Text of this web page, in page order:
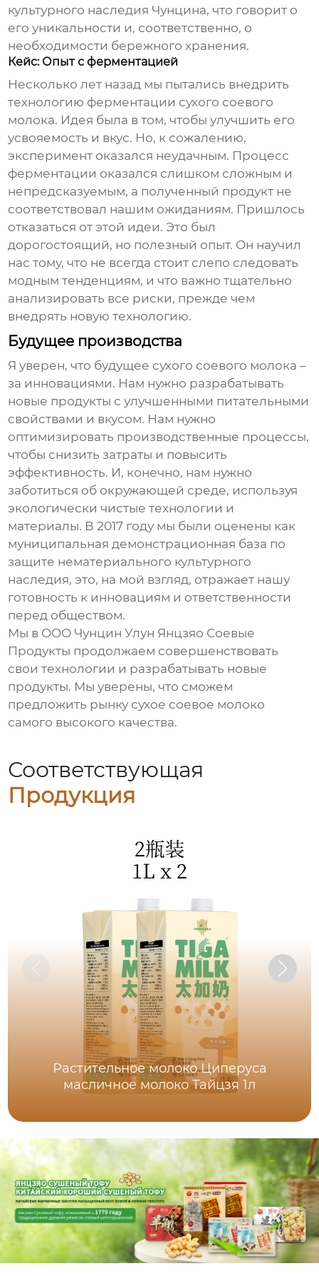
культурного наследия Чунцина, что говорит о
его уникальности и, соответственно, о
необходимости бережного хранения.
Кейс: Опыт с ферментацией
Несколько лет назад мы пытались внедрить
технологию ферментации сухого соевого
молока. Идея была в том, чтобы улучшить его
усвояемость и вкус. Но, к сожалению,
эксперимент оказался неудачным. Процесс
ферментации оказался слишком сложным и
непредсказуемым, а полученный продукт не
соответствовал нашим ожиданиям. Пришлось
отказаться от этой идеи. Это был
дорогостоящий, но полезный опыт. Он научил
нас тому, что не всегда стоит слепо следовать
модным тенденциям, и что важно тщательно
анализировать все риски, прежде чем
внедрять новую технологию.
Будущее производства
Я уверен, что будущее сухого соевого молока –
за инновациями. Нам нужно разрабатывать
новые продукты с улучшенными питательными
свойствами и вкусом. Нам нужно
оптимизировать производственные процессы,
чтобы снизить затраты и повысить
эффективность. И, конечно, нам нужно
заботиться об окружающей среде, используя
экологически чистые технологии и
материалы. В 2017 году мы были оценены как
муниципальная демонстрационная база по
защите нематериального культурного
наследия, это, на мой взгляд, отражает нашу
готовность к инновациям и ответственности
перед обществом.
Мы в ООО Чунцин Улун Янцзяо Соевые
Продукты продолжаем совершенствовать
свои технологии и разрабатывать новые
продукты. Мы уверены, что сможем
предложить рынку сухое соевое молоко
самого высокого качества.
Соответствующая
Продукция
Растительное молоко Циперуса
масличное молоко Тайцзя 1л